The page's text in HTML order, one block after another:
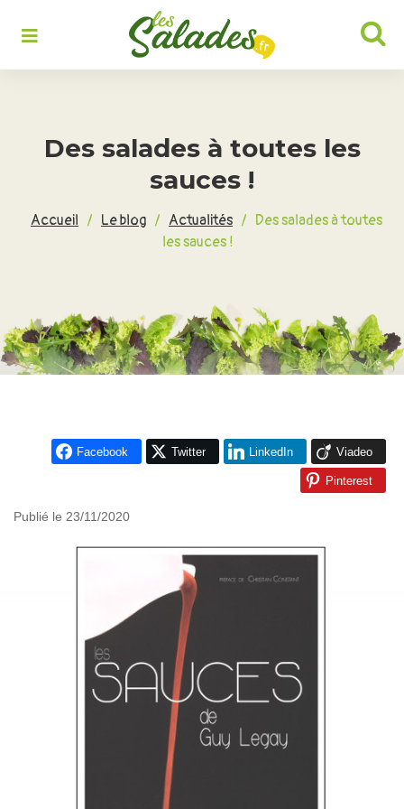
Des salades à toutes les
sauces !
Accueil / Le blog / Actualités / Des salades à toutes
les sauces !
Facebook Twitter LinkedIn Viadeo
Pinterest
Publié le 23/11/2020